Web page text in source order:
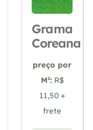
Grama
Coreana
preço por
M²: R$
11,50 +
frete